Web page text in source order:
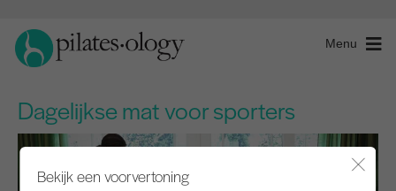
Menu
Dagelijkse mat voor sporters
Bekijk een voorvertoning